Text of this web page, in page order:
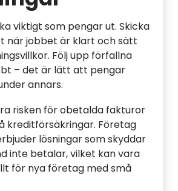
viktigt som pengar ut. Skicka
när jobbet är klart och sätt
Följ upp förfallna
– det är lätt att pengar
annars.
risken för obetalda fakturor
kreditförsäkringar. Företag
lösningar som skyddar
inte betalar, vilket kan vara
för nya företag med små